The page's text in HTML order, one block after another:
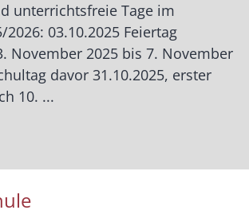
unterrichtsfreie Tage im
2026: 03.10.2025 Feiertag
November 2025 bis 7. November
davor 31.10.2025, erster
10. ...